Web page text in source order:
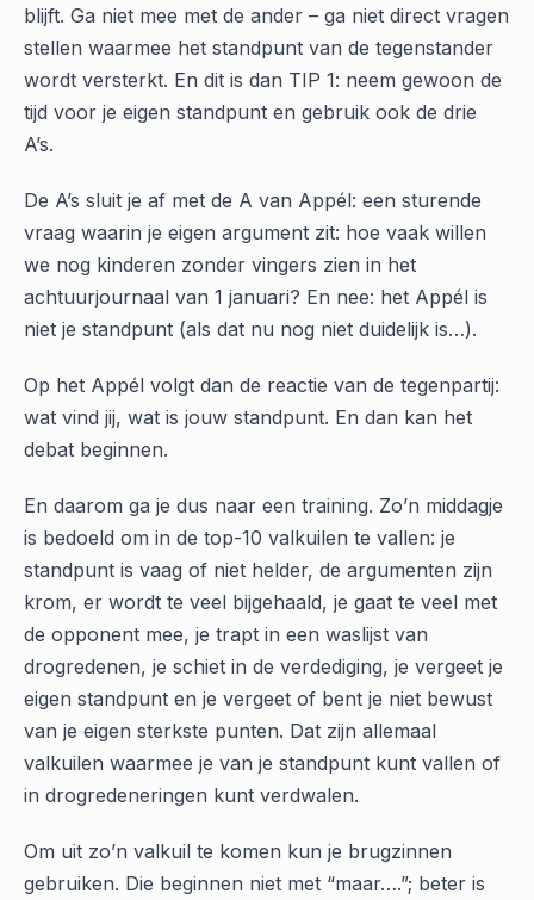
blijft. Ga niet mee met de ander – ga niet direct vragen
stellen waarmee het standpunt van de tegenstander
wordt versterkt. En dit is dan TIP 1: neem gewoon de
tijd voor je eigen standpunt en gebruik ook de drie
A’s.
De A’s sluit je af met de A van Appél: een sturende
vraag waarin je eigen argument zit: hoe vaak willen
we nog kinderen zonder vingers zien in het
achtuurjournaal van 1 januari? En nee: het Appél is
niet je standpunt (als dat nu nog niet duidelijk is…).
Op het Appél volgt dan de reactie van de tegenpartij:
wat vind jij, wat is jouw standpunt. En dan kan het
debat beginnen.
En daarom ga je dus naar een training. Zo’n middagje
is bedoeld om in de top-10 valkuilen te vallen: je
standpunt is vaag of niet helder, de argumenten zijn
krom, er wordt te veel bijgehaald, je gaat te veel met
de opponent mee, je trapt in een waslijst van
drogredenen, je schiet in de verdediging, je vergeet je
eigen standpunt en je vergeet of bent je niet bewust
van je eigen sterkste punten. Dat zijn allemaal
valkuilen waarmee je van je standpunt kunt vallen of
in drogredeneringen kunt verdwalen.
Om uit zo’n valkuil te komen kun je brugzinnen
gebruiken. Die beginnen niet met “maar….”; beter is